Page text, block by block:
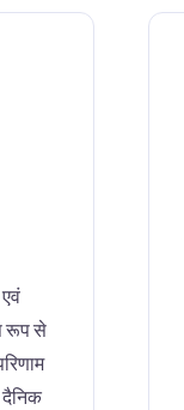
रूप से
दैनिक